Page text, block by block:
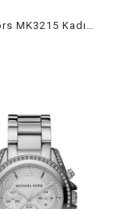
Michael Kors MK3215 Kadın Kol Saati